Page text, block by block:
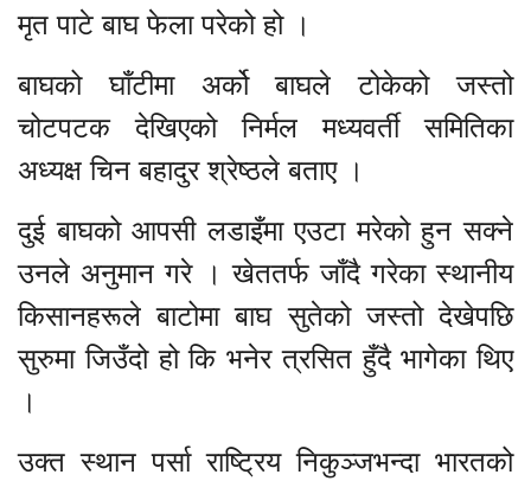
मृत पाटे बाघ फेला परेको हो ।
बाघको घाँटीमा अर्को बाघले टोकेको जस्तो
चोटपटक देखिएको निर्मल मध्यवर्ती समितिका
अध्यक्ष चिन बहादुर श्रेष्ठले बताए ।
दुई बाघको आपसी लडाइँमा एउटा मरेको हुन सक्ने
उनले अनुमान गरे । खेततर्फ जाँदै गरेका स्थानीय
किसानहरूले बाटोमा बाघ सुतेको जस्तो देखेपछि
सुरुमा जिउँदो हो कि भनेर त्रसित हुँदै भागेका थिए
।
उक्त स्थान पर्सा राष्ट्रिय निकुञ्जभन्दा भारतको